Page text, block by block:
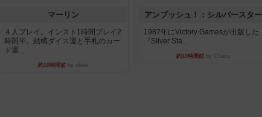
マーリン
４人プレイ。インスト1時間プレイ2
時間半。結構ダイス運と手札のカー
ド運...
約10時間前 by oliber
アンブッシュ！：シルバースター
1987年にVictory Gamesが出版した
『Silver Sta...
約10時間前by Chaco